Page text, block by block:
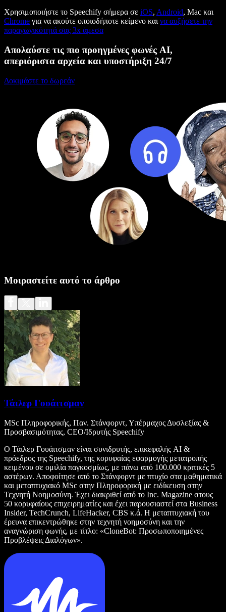
Χρησιμοποιήστε το Speechify σήμερα σε iOS, Android, Mac και
Chrome για να ακούτε οποιοδήποτε κείμενο καινα αυξήσετε την
παραγωγικότητά σας 3x άμεσα
Απολαύστε τις πιο προηγμένες φωνές AI,
απεριόριστα αρχεία και υποστήριξη 24/7
Δοκιμάστε το δωρεάν
Μοιραστείτε αυτό το άρθρο
Τάιλερ Γουάιτσμαν
MSc Πληροφορικής, Παν. Στάνφορντ, Υπέρμαχος Δυσλεξίας &
Προσβασιμότητας, CEO/Ιδρυτής Speechify
Ο Τάιλερ Γουάιτσμαν είναι συνιδρυτής, επικεφαλής AI &
πρόεδρος της Speechify, της κορυφαίας εφαρμογής μετατροπής
κειμένου σε ομιλία παγκοσμίως, με πάνω από 100.000 κριτικές 5
αστέρων. Αποφοίτησε από το Στάνφορντ με πτυχίο στα μαθηματικά
και μεταπτυχιακό MSc στην Πληροφορική με ειδίκευση στην
Τεχνητή Νοημοσύνη. Έχει διακριθεί από το Inc. Magazine στους
50 κορυφαίους επιχειρηματίες και έχει παρουσιαστεί στα Business
Insider, TechCrunch, LifeHacker, CBS κ.ά. Η μεταπτυχιακή του
έρευνα επικεντρώθηκε στην τεχνητή νοημοσύνη και την
αναγνώριση φωνής, με τίτλο: «CloneBot: Προσωποποιημένες
Προβλέψεις Διαλόγων».